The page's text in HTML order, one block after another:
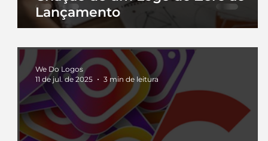
Lançamento
We Do Logos
11 de jul. de 2025
3 min de leitura